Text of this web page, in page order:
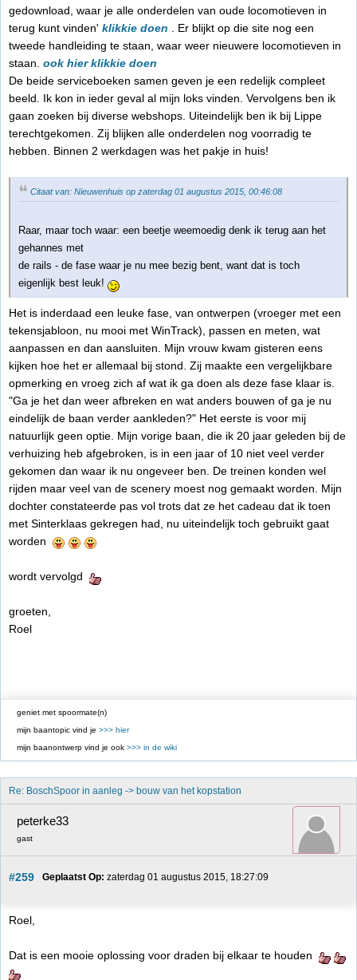
gedownload, waar je alle onderdelen van oude locomotieven in
terug kunt vinden' klikkie doen
. Er blijkt op die site nog een
tweede handleiding te staan, waar weer nieuwere locomotieven in
staan. ook hier klikkie doen
De beide serviceboeken samen geven je een redelijk compleet
beeld. Ik kon in ieder geval al mijn loks vinden. Vervolgens ben ik
gaan zoeken bij diverse webshops. Uiteindelijk ben ik bij Lippe
terechtgekomen. Zij blijken alle onderdelen nog voorradig te
hebben. Binnen 2 werkdagen was het pakje in huis!
Citaat van: Nieuwenhuis op zaterdag 01 augustus 2015, 00:46:08
Raar, maar toch waar: een beetje weemoedig denk ik terug aan het
gehannes met
de rails - de fase waar je nu mee bezig bent, want dat is toch
eigenlijk best leuk!
Het is inderdaad een leuke fase, van ontwerpen (vroeger met een
tekensjabloon, nu mooi met WinTrack), passen en meten, wat
aanpassen en dan aansluiten. Mijn vrouw kwam gisteren eens
kijken hoe het er allemaal bij stond. Zij maakte een vergelijkbare
opmerking en vroeg zich af wat ik ga doen als deze fase klaar is.
"Ga je het dan weer afbreken en wat anders bouwen of ga je nu
eindelijk de baan verder aankleden?" Het eerste is voor mij
natuurlijk geen optie. Mijn vorige baan, die ik 20 jaar geleden bij de
verhuizing heb afgebroken, is in een jaar of 10 niet veel verder
gekomen dan waar ik nu ongeveer ben. De treinen konden wel
rijden maar veel van de scenery moest nog gemaakt worden. Mijn
dochter constateerde pas vol trots dat ze het cadeau dat ik toen
met Sinterklaas gekregen had, nu uiteindelijk toch gebruikt gaat
worden
wordt vervolgd
groeten,
Roel
geniet met spoormate(n)
mijn baantopic vind je >>> hier
mijn baanontwerp vind je ook >>> in de wiki
Re: BoschSpoor in aanleg -> bouw van het kopstation
peterke33
gast
#259 Geplaatst Op: zaterdag 01 augustus 2015, 18:27:09
Roel,
Dat is een mooie oplossing voor draden bij elkaar te houden